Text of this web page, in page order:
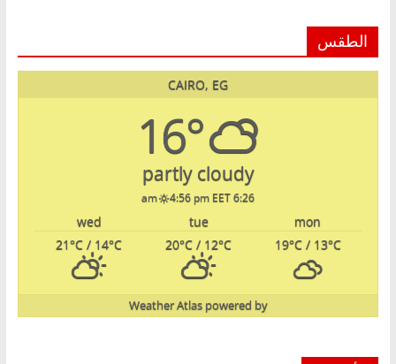
الطقس
CAIRO, EG
16°
partly cloudy
6:26 am
4:56 pm EET
mon
tue
wed
19°C/ 13°C
20°C / 12°C
21°C / 14°C
powered by
Weather Atlas